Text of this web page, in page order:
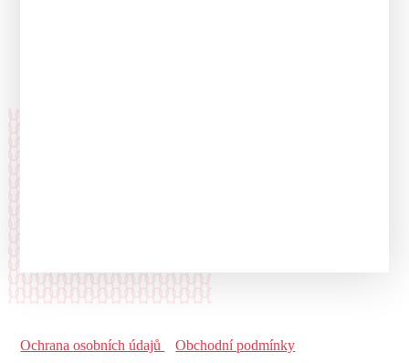
Ochrana osobních údajů Obchodní podmínky